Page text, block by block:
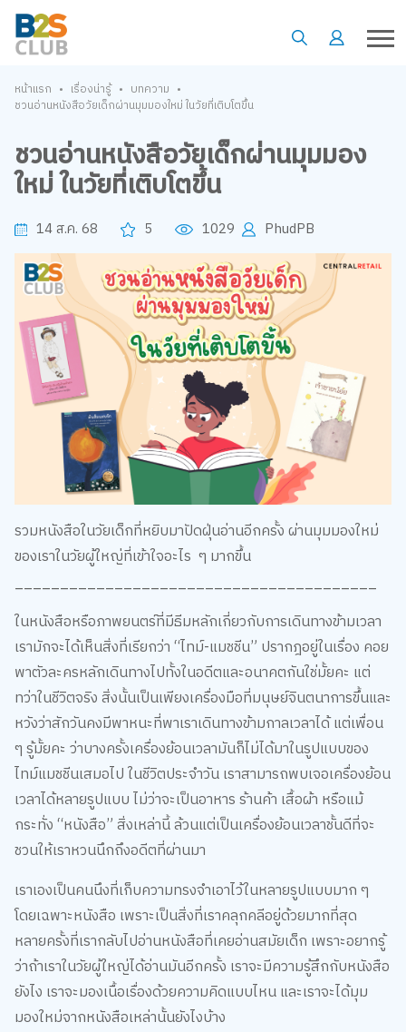
หน้าแรก • เรื่องน่ารู้ • บทความ •
ชวนอ่านหนังสือวัยเด็กผ่านมุมมองใหม่ ในวัยที่เติบโตขึ้น
ชวนอ่านหนังสือวัยเด็กผ่านมุมมอง
ใหม่ ในวัยที่เติบโตขึ้น
14 ส.ค. 68 5 1029 PhudPB
รวมหนังสือในวัยเด็กที่หยิบมาปัดฝุ่นอ่านอีกครั้ง ผ่านมุมมองใหม่
ของเราในวัยผู้ใหญ่ที่เข้าใจอะไร ๆ มากขึ้น
________________________________________
ในหนังสือหรือภาพยนตร์ที่มีธีมหลักเกี่ยวกับการเดินทางข้ามเวลา
เรามักจะได้เห็นสิ่งที่เรียกว่า “ไทม์-แมชชีน” ปรากฎอยู่ในเรื่อง คอย
พาตัวละครหลักเดินทางไปทั้งในอดีตและอนาคตกันใช่มั้ยคะ แต่
ทว่าในชีวิตจริง สิ่งนั้นเป็นเพียงเครื่องมือที่มนุษย์จินตนาการขึ้นและ
หวังว่าสักวันคงมีพาหนะที่พาเราเดินทางข้ามกาลเวลาได้ แต่เพื่อน
ๆ รู้มั้ยคะ ว่าบางครั้งเครื่องย้อนเวลามันก็ไม่ได้มาในรูปแบบของ
ไทม์แมชชีนเสมอไป ในชีวิตประจำวัน เราสามารถพบเจอเครื่องย้อน
เวลาได้หลายรูปแบบ ไม่ว่าจะเป็นอาหาร ร้านค้า เสื้อผ้า หรือแม้
กระทั่ง “หนังสือ” สิ่งเหล่านี้ ล้วนแต่เป็นเครื่องย้อนเวลาชั้นดีที่จะ
ชวนให้เราหวนนึกถึงอดีตที่ผ่านมา
เราเองเป็นคนนึงที่เก็บความทรงจำเอาไว้ในหลายรูปแบบมาก ๆ
โดยเฉพาะหนังสือ เพราะเป็นสิ่งที่เราคลุกคลีอยู่ด้วยมากที่สุด
หลายครั้งที่เรากลับไปอ่านหนังสือที่เคยอ่านสมัยเด็ก เพราะอยากรู้
ว่าถ้าเราในวัยผู้ใหญ่ได้อ่านมันอีกครั้ง เราจะมีความรู้สึกกับหนังสือ
ยังไง เราจะมองเนื้อเรื่องด้วยความคิดแบบไหน และเราจะได้มุม
มองใหม่จากหนังสือเหล่านั้นยังไงบ้าง